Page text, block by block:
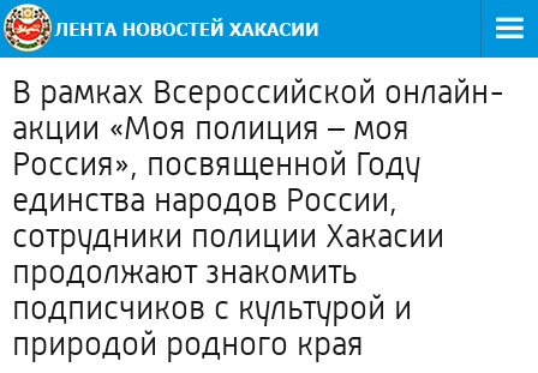
В рамках Всероссийской онлайн-
акции «Моя полиция – моя
Россия», посвященной Году
единства народов России,
сотрудники полиции Хакасии
продолжают знакомить
подписчиков с культурой и
природой родного края